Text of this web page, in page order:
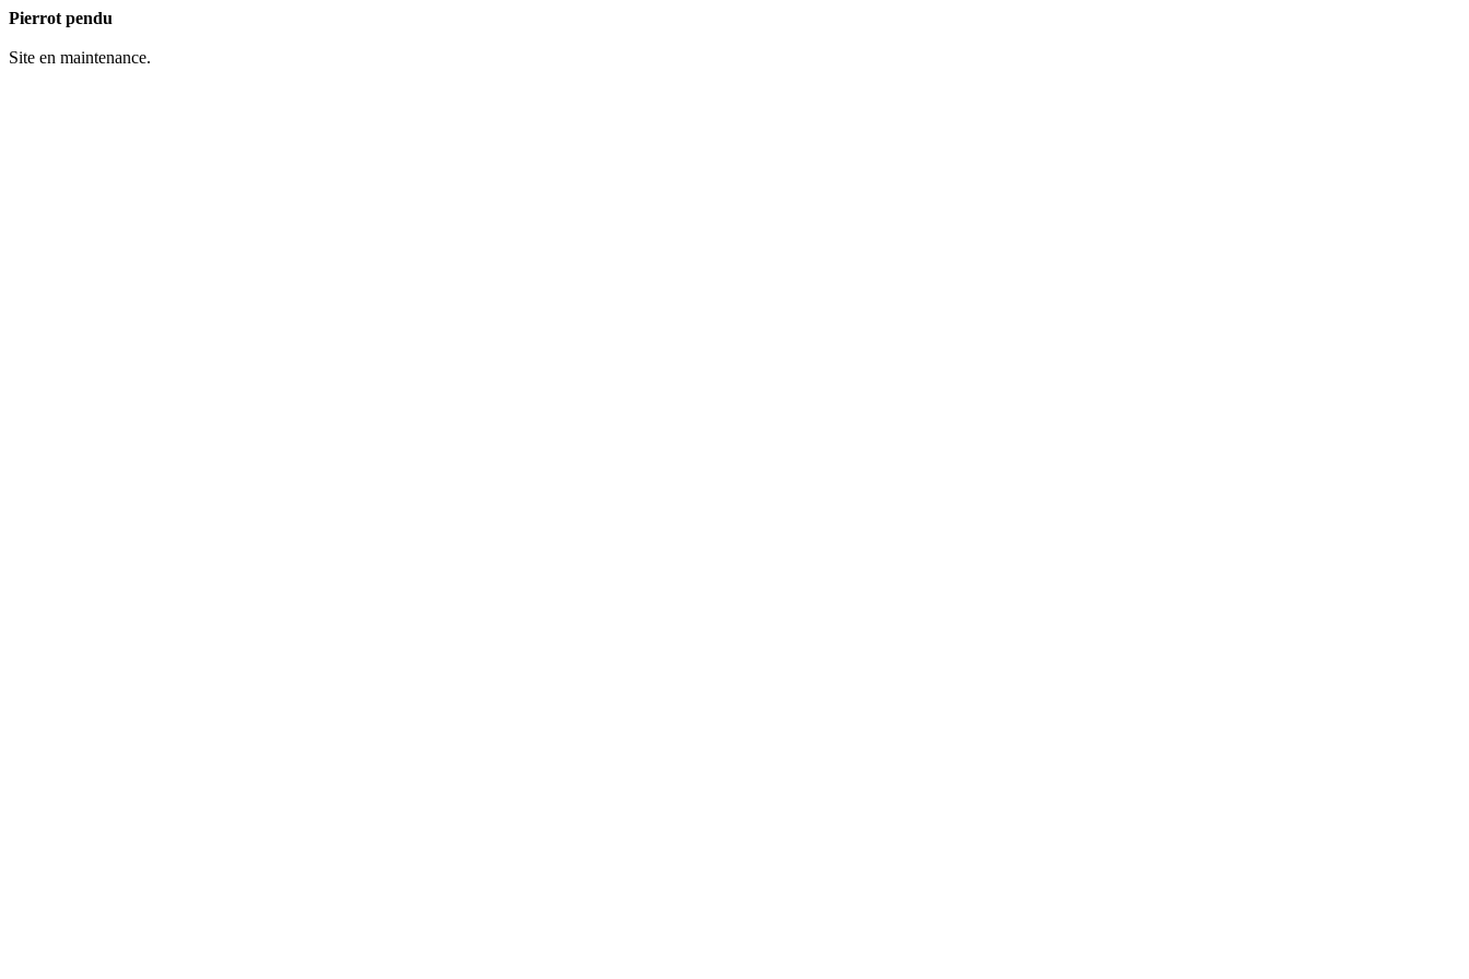
Pierrot pendu
Site en maintenance.